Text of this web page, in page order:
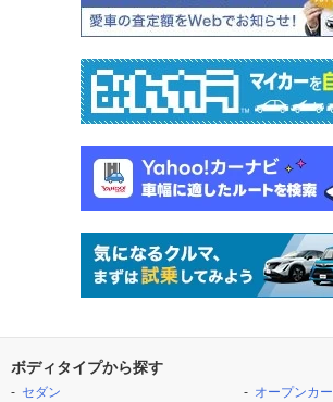
ボディタイプから探す
セダン
オープンカー